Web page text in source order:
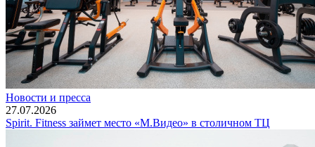
Новости и пресса
27.07.2026
Spirit. Fitness займет место «М.Видео» в столичном ТЦ